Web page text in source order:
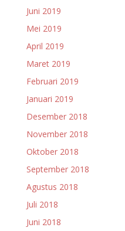
Juni 2019
Mei 2019
April 2019
Maret 2019
Februari 2019
Januari 2019
Desember 2018
November 2018
Oktober 2018
September 2018
Agustus 2018
Juli 2018
Juni 2018